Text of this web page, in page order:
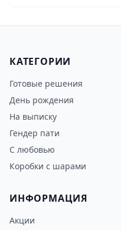
КАТЕГОРИИ
Готовые решения
День рождения
На выписку
Гендер пати
С любовью
Коробки с шарами
ИНФОРМАЦИЯ
Акции